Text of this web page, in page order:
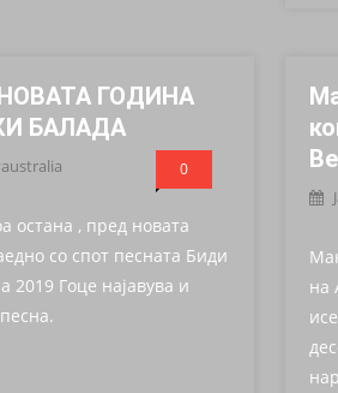
ГОДИНА
БАЛАДА
0
остана , пред новата
со спот песната Биди
2019 Гоце најавува и
на